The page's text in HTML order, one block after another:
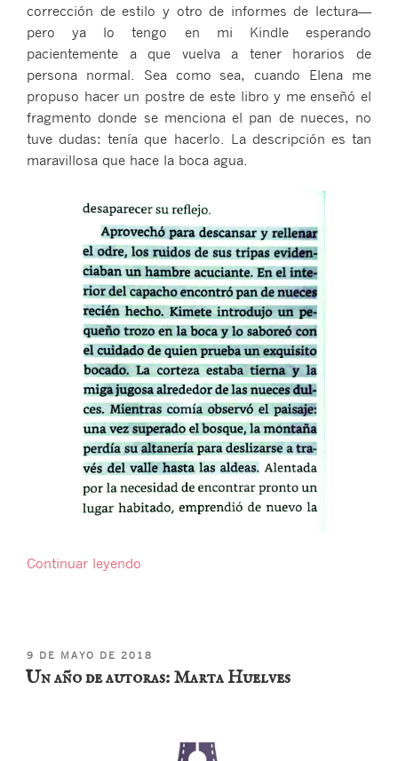
corrección de estilo y otro de informes de lectura—
pero ya lo tengo en mi Kindle esperando
pacientemente a que vuelva a tener horarios de
persona normal. Sea como sea, cuando Elena me
propuso hacer un postre de este libro y me enseñó el
fragmento donde se menciona el pan de nueces, no
tuve dudas: tenía que hacerlo. La descripción es tan
maravillosa que hace la boca agua.
Continuar leyendo
de
PUBLICADO
EL
9 DE MAYO DE 2018
Un año de autoras: Marta Huelves